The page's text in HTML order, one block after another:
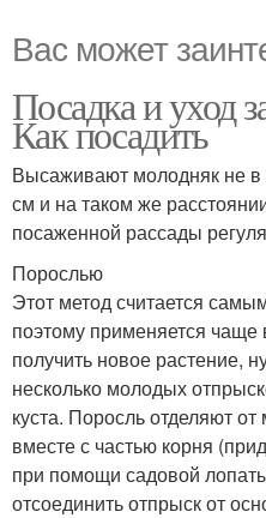
Вас может
Посадка и уход
Как посадить
Высаживают молодняк не в
см и на таком же
посаженной рассады
Порослью
Этот метод считается
поэтому применяется чаще
получить новое растение,
несколько молодых
куста. Поросль отделяют
вместе с частью корня
при помощи садовой
отсоединить отпрыск от